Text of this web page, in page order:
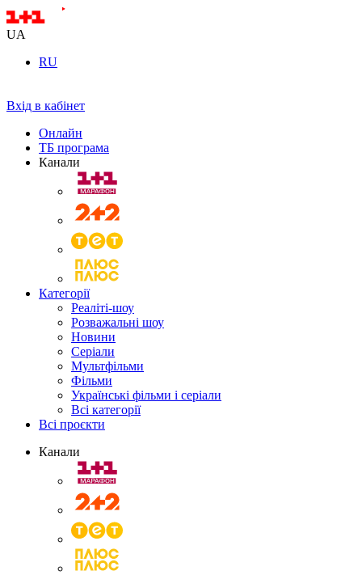
UA
RU
Вхід в кабінет
Онлайн
ТБ програма
Канали
Категорії
Реаліті-шоу
Розважальні шоу
Новини
Серіали
Мультфільми
Фільми
Українські фільми і серіали
Всі категорії
Всі проєкти
Канали